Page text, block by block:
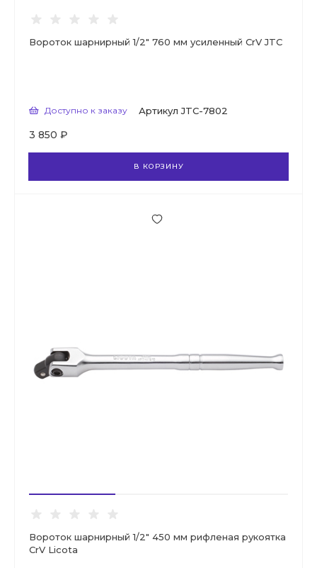
Вороток шарнирный 1/2" 760 мм усиленный CrV JTC
Доступно к заказу Артикул JTC-7802
3 850 ₽
В КОРЗИНУ
Вороток шарнирный 1/2" 450 мм рифленая рукоятка
CrV Licota